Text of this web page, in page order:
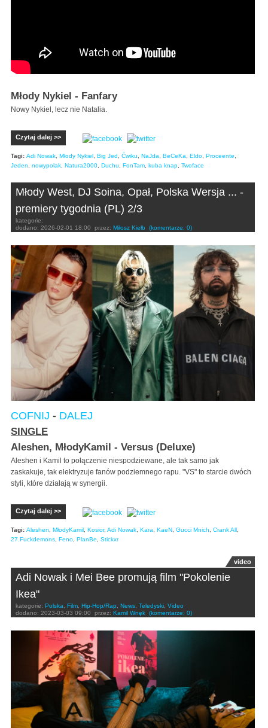
Młody Nykiel - Fanfary
Nowy Nykiel, lecz nie Natalia.
Czytaj dalej >>
Tagi: Adi Nowak, Młody Nykiel, Big Jed, Ćwiku, NaJda, BeCeKa, Eldo, Proceente,
Jeden, nowypolak, Natura2000, Duchu, FonTam, kuba knap, Twoface
Młody West, DJ Soina, Opał, Polska Wersja ... -
premiery tygodnia (PL) 2/3
kategorie:
dodano: 2026-02-01 18:00 przez: Miłosz Kiełb (komentarze: 0)
COFNIJ - DALEJ
SINGLE
Aleshen, MłodyKamil - Versus (Deluxe)
Aleshen i Kamil to połączenie niespodziewane, ale tak samo jak
zaskakuje, tak elektryzuje fanów podziemnego rapu. "VS" to starcie dwóch
styli, które działają w synergii.
Czytaj dalej >>
Tagi: Aleshen MłodyKamil Kosior, Adi Nowak Kara KaeN Gucci Mnich Crank All
27.Fuckdemons Feno PlanBe Stickxr
video
Adi Nowak i Mei Bee promują film "Pokolenie
Ikea"
kategorie: Polska Film Hip-Hop/Rap News Teledyski Video
dodano: 2023-03-03 09:00 przez: Kamil Wnęk (komentarze: 0)